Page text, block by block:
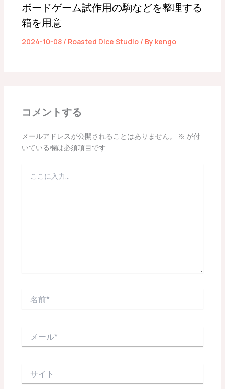
ボードゲーム試作用の駒などを整理する
箱を用意
2024-10-08 / Roasted Dice Studio/ By kengo
コメントする
メールアドレスが公開されることはありません。 ※ が付
いている欄は必須項目です